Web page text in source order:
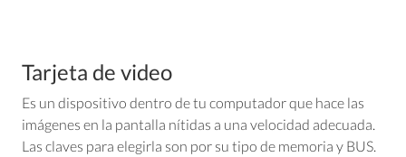
Tarjeta de video
Es un dispositivo dentro de tu computador que hace las
imágenes en la pantalla nítidas a una velocidad adecuada.
Las claves para elegirla son por su tipo de memoria y BUS.